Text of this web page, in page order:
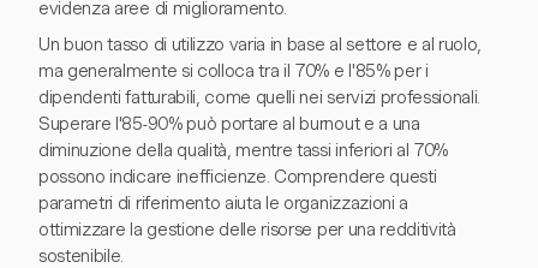
evidenza aree di miglioramento.
Un buon tasso di utilizzo varia in base al settore e al ruolo,
ma generalmente si colloca tra il 70% e l'85% per i
dipendenti fatturabili, come quelli nei servizi professionali.
Superare l'85-90% può portare al burnout e a una
diminuzione della qualità, mentre tassi inferiori al 70%
possono indicare inefficienze. Comprendere questi
parametri di riferimento aiuta le organizzazioni a
ottimizzare la gestione delle risorse per una redditività
sostenibile.